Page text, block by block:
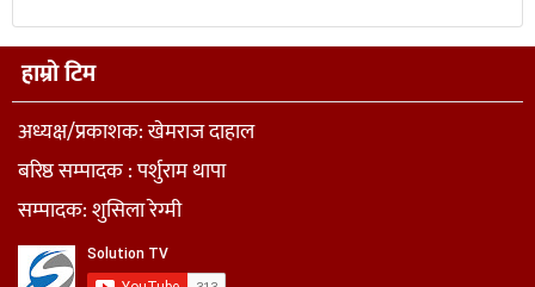
हाम्रो टिम
अध्यक्ष/प्रकाशक: खेमराज दाहाल
बरिष्ठ सम्पादक : पर्शुराम थापा
सम्पादक: शुसिला रेग्मी